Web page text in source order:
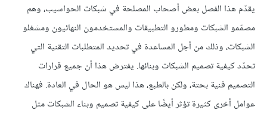
يقدّم هذا الفصل بعض أصحاب المصلحة في شبكات الحواسيب، وهم
مصمّمو الشبكات ومطورو التطبيقات والمستخدمون النهائيون ومشغلو
الشبكات، وذلك من أجل المساعدة في تحديد المتطلبات التقنية التي
تحدّد كيفية تصميم الشبكات وبنائها. يفترض هذا أن جميع قرارات
التصميم فنية بحتة، ولكن بالطبع، هذا ليس هو الحال في العادة. فهناك
عوامل أخرى كثيرة تؤثر أيضًا على كيفية تصميم وبناء الشبكات مثل